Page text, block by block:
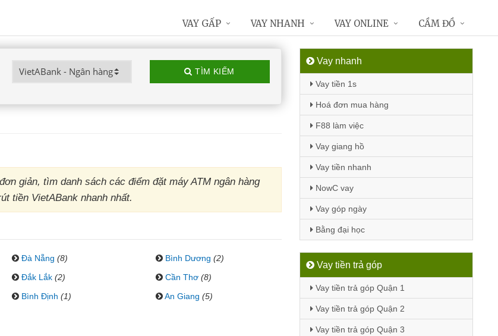
TÌM KIẾM
giản, tìm danh sách các điểm đặt máy ATM ngân hàng
tiền VietABank nhanh nhất.
Đà Nẵng (8) Bình Dương (2)
Đắk Lắk (2) Cần Thơ (8)
Bình Định (1) An Giang (5)
Vay nhanh
Vay tiền 1s
Hoá đơn mua hàng
F88 làm việc
Vay giang hồ
Vay tiền nhanh
NowC vay
Vay góp ngày
Bằng đại học
Vay tiền trả góp
Vay tiền trả góp Quận 1
Vay tiền trả góp Quận 2
Vay tiền trả góp Quận 3
VAY GẤP VAY NHANH VAY ONLINE CẦM ĐỒ